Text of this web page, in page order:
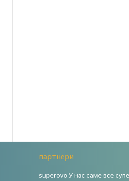
партнери
superovo У нас саме все